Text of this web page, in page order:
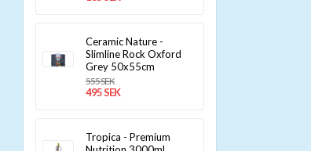
Ceramic Nature -
Slimline Rock Oxford
Grey 50x55cm
555 SEK
495 SEK
Tropica - Premium